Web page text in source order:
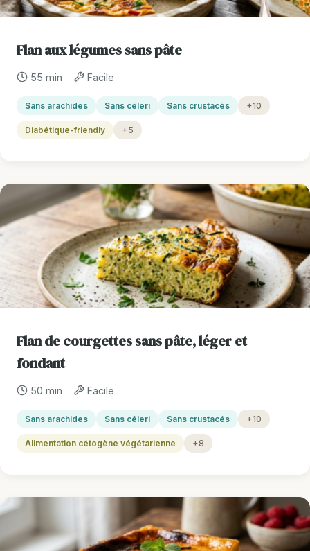
Flan aux légumes sans pâte
55 min Facile
Sans arachides Sans céleri Sans crustacés +10
Diabétique-friendly +5
Flan de courgettes sans pâte, léger et
fondant
50 min Facile
Sans arachides Sans céleri Sans crustacés +10
Alimentation cétogène végétarienne +8